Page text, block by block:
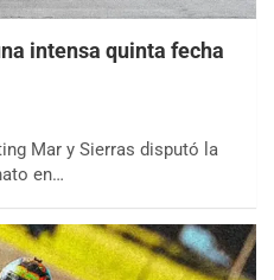
intensa quinta fecha
Mar y Sierras disputó la
en…